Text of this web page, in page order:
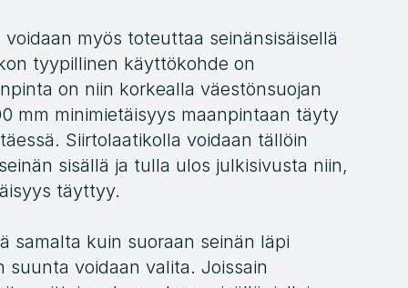
myös toteuttaa seinänsisäisellä
tyypillinen käyttökohde on
on niin korkealla väestönsuojan
mm minimietäisyys maanpintaan täyty
Siirtolaatikolla voidaan tällöin
sisällä ja tulla ulos julkisivusta niin,
täyttyy.
samalta kuin suoraan seinän läpi
suunta voidaan valita. Joissain